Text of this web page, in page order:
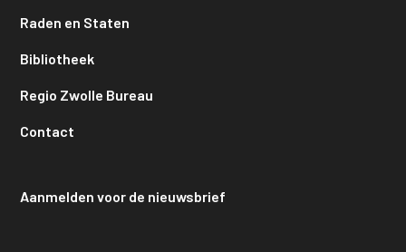
Raden en Staten
Bibliotheek
Regio Zwolle Bureau
Contact
Aanmelden voor de nieuwsbrief